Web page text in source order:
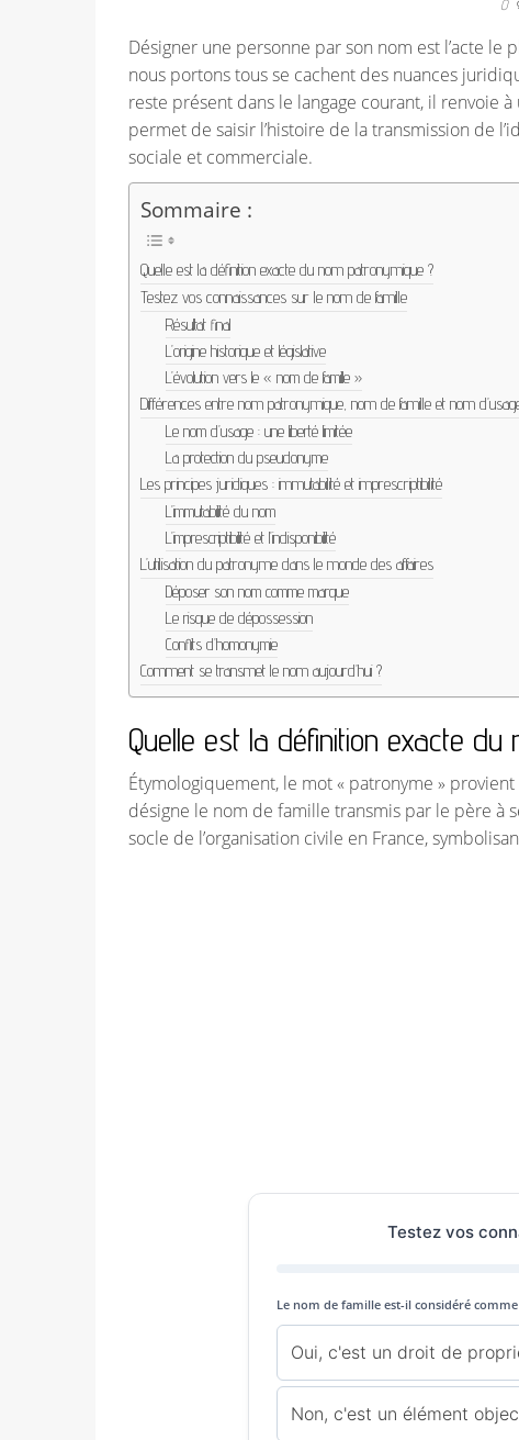
0
Désigner une personne par son nom est l’acte le
nous portons tous se cachent des nuances
reste présent dans le langage courant, il renvoie
permet de saisir l’histoire de la transmission de
sociale et commerciale.
Sommaire :
Quelle est la définition exacte du nom patronymique ?
Testez vos connaissances sur le nom de famille
Résultat final
L’origine historique et législative
L’évolution vers le « nom de famille »
Différences entre nom patronymique, nom de famille et nom
Le nom d’usage : une liberté limitée
La protection du pseudonyme
Les principes juridiques : immutabilité et imprescriptibilité
L’immutabilité du nom
L’imprescriptibilité et l’indisponibilité
L’utilisation du patronyme dans le monde des affaires
Déposer son nom comme marque
Le risque de dépossession
Conflits d’homonymie
Comment se transmet le nom aujourd’hui ?
Quelle est la définition exacte
Étymologiquement, le mot « patronyme »
désigne le nom de famille transmis par le père à
socle de l’organisation civile en France,
Testez vos
Le nom de famille est-il considéré
Oui, c'est un droit de
Non, c'est un élément